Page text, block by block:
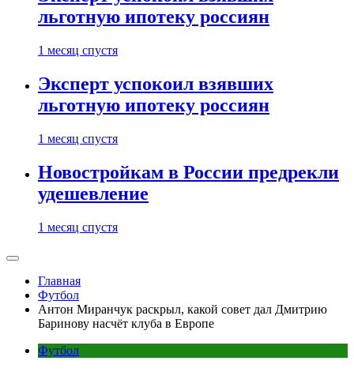
льготную ипотеку россиян
1 месяц спустя
Эксперт успокоил взявших
льготную ипотеку россиян
1 месяц спустя
Новостройкам в России предрекли
удешевление
1 месяц спустя
Главная
Футбол
Антон Миранчук раскрыл, какой совет дал Дмитрию
Баринову насчёт клуба в Европе
Футбол